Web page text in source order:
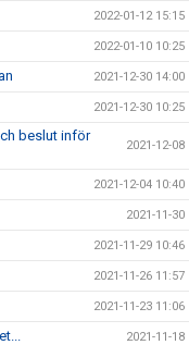
2022-01-12 15:15
2022-01-10 10:25
2021-12-30 14:00
2021-12-30 10:25
beslut inför
2021-12-08
2021-12-04 10:40
2021-11-30
2021-11-29 10:46
2021-11-26 11:57
2021-11-23 11:06
2021-11-18